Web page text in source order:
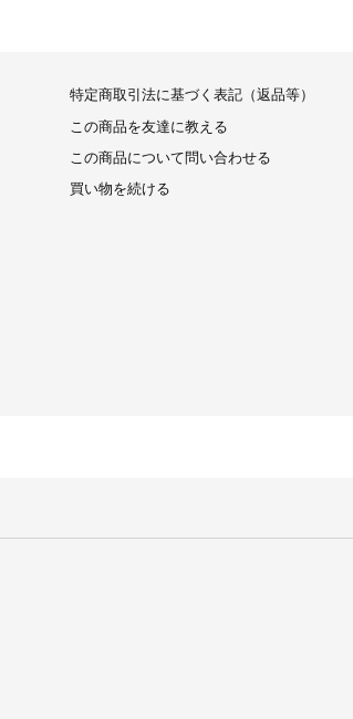
特定商取引法に基づく表記（返品等）
この商品を友達に教える
この商品について問い合わせる
買い物を続ける